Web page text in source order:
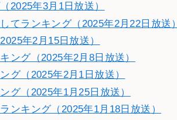
2025年3月1日放送）
てランキング（2025年2月22日放送）
年2月15日放送）
ング（2025年2月8日放送）
グ（2025年2月1日放送）
グ（2025年1月25日放送）
ンキング（2025年1月18日放送）